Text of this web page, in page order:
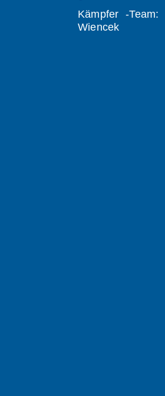
Kämpfer -
Wiencek